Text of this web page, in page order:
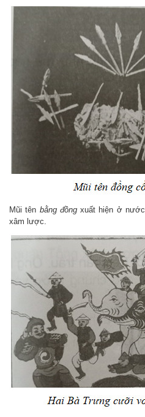
Mũi tên bằng đồngxuất hiện ở nước
xâm lược.